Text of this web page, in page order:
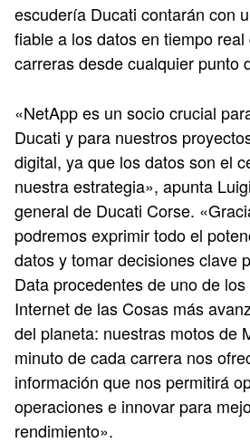
escudería Ducati contarán con
fiable a los datos en tiempo
carreras desde cualquier punto
«NetApp es un socio crucial
Ducati y para nuestros
digital, ya que los datos son el
nuestra estrategia», apunta
general de Ducati Corse.
podremos exprimir todo el
datos y tomar decisiones clave
Data procedentes de uno de
Internet de las Cosas más
del planeta: nuestras motos de
minuto de cada carrera nos
información que nos permitirá
operaciones e innovar para
rendimiento».